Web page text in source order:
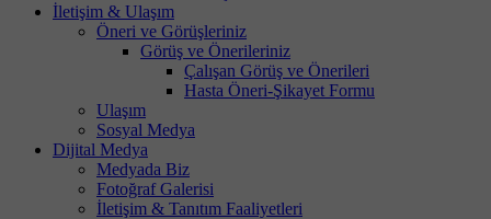
İletişim & Ulaşım
Öneri ve Görüşleriniz
Görüş ve Önerileriniz
Çalışan Görüş ve Önerileri
Hasta Öneri-Şikayet Formu
Ulaşım
Sosyal Medya
Dijital Medya
Medyada Biz
Fotoğraf Galerisi
İletişim & Tanıtım Faaliyetleri